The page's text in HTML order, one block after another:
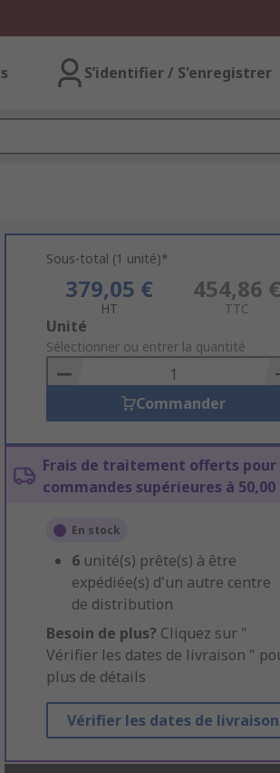
S’identifier / S'enregistrer
Sous-total (1 unité)*
379,05 €
HT
454,86 €
TTC
Add
to
Basket
Unité
Sélectionner ou entrer la quantité
Commander
Frais de traitement offerts pour
commandes supérieures à 50,00
En stock
6 unité(s) prête(s) à être
expédiée(s) d'un autre centre
de distribution
Besoin de plus? Cliquez sur "
Vérifier les dates de livraison "
plus de détails
Vérifier les dates de livraison